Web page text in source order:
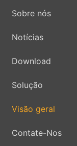
Sobre nós
Notícias
Download
Solução
Visão geral
Contate-Nos